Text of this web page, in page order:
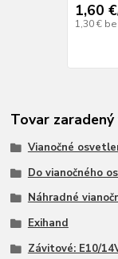
1,60 €
1,30 €
Tovar
Vianočné
Do vianočného
Náhradné
Exihand
Závitové: E10/